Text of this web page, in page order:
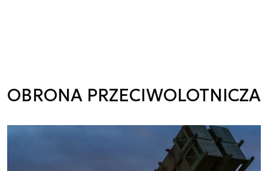
OBRONA PRZECIWOLOTNICZA